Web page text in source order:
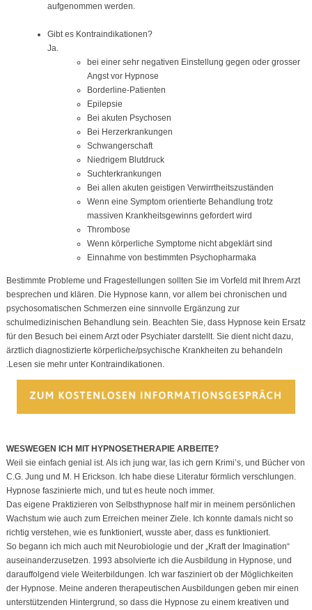
aufgenommen werden.
Gibt es Kontraindikationen?
Ja.
bei einer sehr negativen Einstellung gegen oder grosser
Angst vor Hypnose
Borderline-Patienten
Epilepsie
Bei akuten Psychosen
Bei Herzerkrankungen
Schwangerschaft
Niedrigem Blutdruck
Suchterkrankungen
Bei allen akuten geistigen Verwirrtheitszuständen
Wenn eine Symptom orientierte Behandlung trotz
massiven Krankheitsgewinns gefordert wird
Thrombose
Wenn körperliche Symptome nicht abgeklärt sind
Einnahme von bestimmten Psychopharmaka
Bestimmte Probleme und Fragestellungen sollten Sie im Vorfeld mit Ihrem Arzt
besprechen und klären. Die Hypnose kann, vor allem bei chronischen und
psychosomatischen Schmerzen eine sinnvolle Ergänzung zur
schulmedizinischen Behandlung sein. Beachten Sie, dass Hypnose kein Ersatz
für den Besuch bei einem Arzt oder Psychiater darstellt. Sie dient nicht dazu,
ärztlich diagnostizierte körperliche/psychische Krankheiten zu behandeln
.Lesen sie mehr unter Kontraindikationen.
WESWEGEN ICH MIT HYPNOSETHERAPIE ARBEITE?
Weil sie einfach genial ist. Als ich jung war, las ich gern Krimi’s, und Bücher von
C.G. Jung und M. H Erickson. Ich habe diese Literatur förmlich verschlungen.
Hypnose faszinierte mich, und tut es heute noch immer.
Das eigene Praktizieren von Selbsthypnose half mir in meinem persönlichen
Wachstum wie auch zum Erreichen meiner Ziele. Ich konnte damals nicht so
richtig verstehen, wie es funktioniert, wusste aber, dass es funktioniert.
So begann ich mich auch mit Neurobiologie und der „Kraft der Imagination“
auseinanderzusetzen. 1993 absolvierte ich die Ausbildung in Hypnose, und
darauffolgend viele Weiterbildungen. Ich war fasziniert ob der Möglichkeiten
der Hypnose. Meine anderen therapeutischen Ausbildungen geben mir einen
unterstützenden Hintergrund, so dass die Hypnose zu einem kreativen und